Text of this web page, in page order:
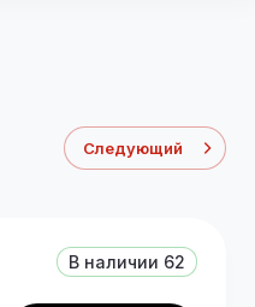
Следующий
В наличии 62